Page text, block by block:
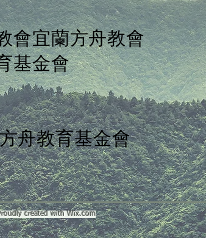
宜蘭方舟教會
基金會
舟教育基金會
created withWix.com